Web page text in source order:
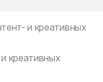
и креативных
креативных